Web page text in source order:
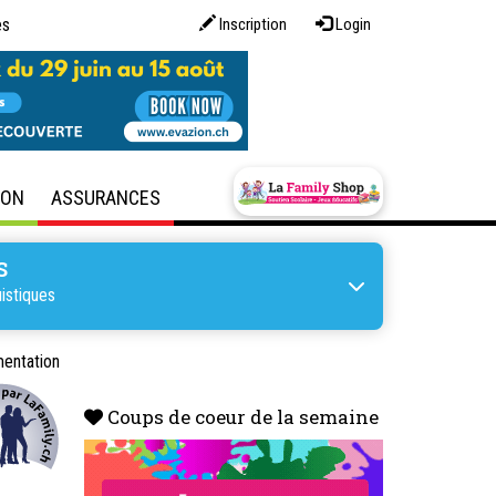
Inscription Login
ASSURANCES
Coups de coeur de la semaine